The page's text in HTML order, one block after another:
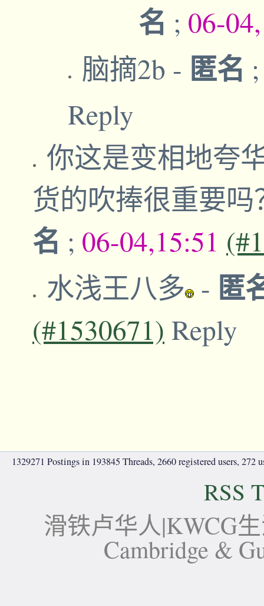
名 ; 06-
脑摘2b - 匿名
Reply
你这是变相地夸
货的吹捧很重要
名 ; 06-04,15:51
水浅王八多 - 匿
(#1530671) Reply
1329271 Postings in 193845 Threads, 2660 registered users, 272
RSS
滑铁卢华人|KWCG
Cambridge &